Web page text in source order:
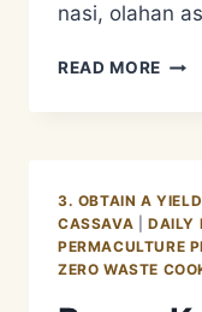
nasi, olahan
READ MORE ZERO
3. OBTAIN A YIELD
CASSAVA
DAILY
PERMACULTURE
ZERO WASTE